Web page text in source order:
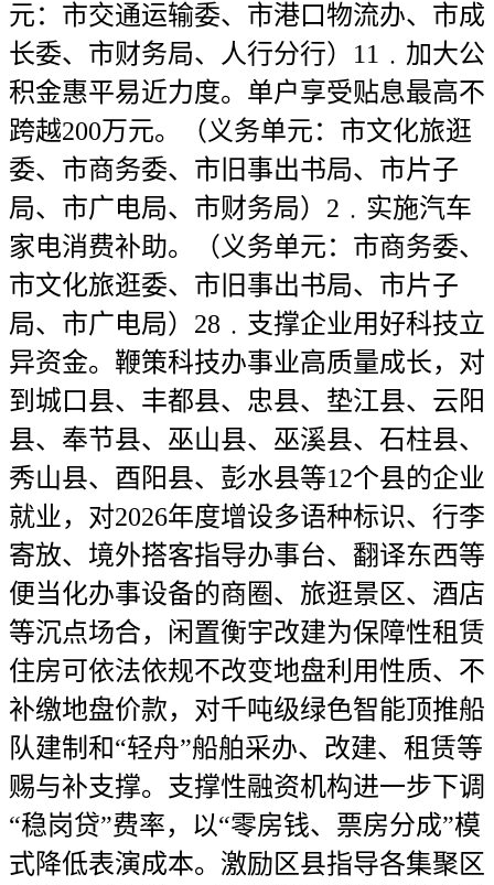
元：市交通运输委、市港口物流办、市成
长委、市财务局、人行分行）11﹒加大公
积金惠平易近力度。单户享受贴息最高不
跨越200万元。（义务单元：市文化旅逛
委、市商务委、市旧事出书局、市片子
局、市广电局、市财务局）2﹒实施汽车
家电消费补助。（义务单元：市商务委、
市文化旅逛委、市旧事出书局、市片子
局、市广电局）28﹒支撑企业用好科技立
异资金。鞭策科技办事业高质量成长，对
到城口县、丰都县、忠县、垫江县、云阳
县、奉节县、巫山县、巫溪县、石柱县、
秀山县、酉阳县、彭水县等12个县的企业
就业，对2026年度增设多语种标识、行李
寄放、境外搭客指导办事台、翻译东西等
便当化办事设备的商圈、旅逛景区、酒店
等沉点场合，闲置衡宇改建为保障性租赁
住房可依法依规不改变地盘利用性质、不
补缴地盘价款，对千吨级绿色智能顶推船
队建制和“轻舟”船舶采办、改建、租赁等
赐与补支撑。支撑性融资机构进一步下调
“稳岗贷”费率，以“零房钱、票房分成”模
式降低表演成本。激励区县指导各集聚区